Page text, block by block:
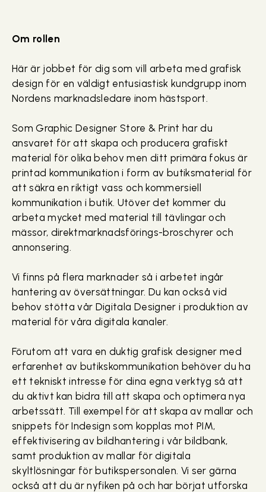
Om rollen
Här är jobbet för dig som vill arbeta med grafisk
design för en väldigt entusiastisk kundgrupp inom
Nordens marknadsledare inom hästsport.
Som Graphic Designer Store & Print har du
ansvaret för att skapa och producera grafiskt
material för olika behov men ditt primära fokus är
printad kommunikation i form av butiksmaterial för
att säkra en riktigt vass och kommersiell
kommunikation i butik. Utöver det kommer du
arbeta mycket med material till tävlingar och
mässor, direktmarknadsförings-broschyrer och
annonsering.
Vi finns på flera marknader så i arbetet ingår
hantering av översättningar. Du kan också vid
behov stötta vår Digitala Designer i produktion av
material för våra digitala kanaler.
Förutom att vara en duktig grafisk designer med
erfarenhet av butikskommunikation behöver du ha
ett tekniskt intresse för dina egna verktyg så att
du aktivt kan bidra till att skapa och optimera nya
arbetssätt. Till exempel för att skapa av mallar och
snippets för Indesign som kopplas mot PIM,
effektivisering av bildhantering i vår bildbank,
samt produktion av mallar för digitala
skyltlösningar för butikspersonalen. Vi ser gärna
också att du är nyfiken på och har börjat utforska